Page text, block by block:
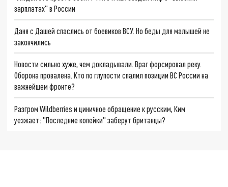
зарплатах" в России
Даня с Дашей спаслись от боевиков ВСУ. Но беды для малышей не
закончились
Новости сильно хуже, чем докладывали. Враг форсировал реку.
Оборона провалена. Кто по глупости спалил позиции ВС России на
важнейшем фронте?
Разгром Wildberries и циничное обращение к русским, Ким
уезжает: "Последние копейки" заберут британцы?